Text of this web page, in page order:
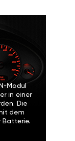
Modul
in einer
Die
dem
Batterie.